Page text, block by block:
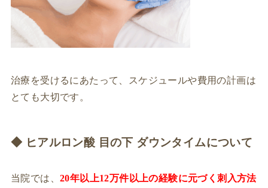
治療を受けるにあたって、スケジュールや費用の計画は
とても大切です。
◆ ヒアルロン酸 目の下 ダウンタイムについて
当院では、 20年以上12万件以上の経験に元づく刺入方法